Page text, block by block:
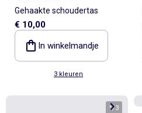
Gehaakte schoudertas
€ 10,00
In winkelmandje
3 kleuren
1/3